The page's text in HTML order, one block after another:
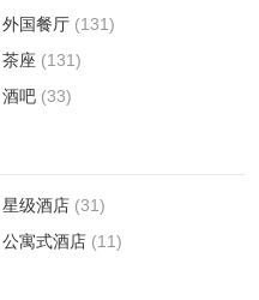
外国餐厅 (131)
茶座 (131)
酒吧 (33)
星级酒店 (31)
公寓式酒店 (11)